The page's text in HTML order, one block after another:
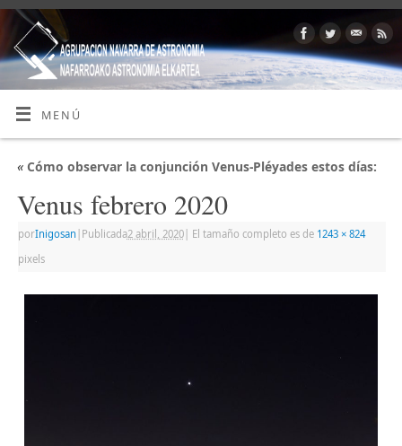
MENÚ
«Cómo observar la conjunción Venus-Pléyades estos días:
Venus febrero 2020
porInigosan Publicada2 abril, 2020| El tamaño completo es de 1243 × 824
pixels